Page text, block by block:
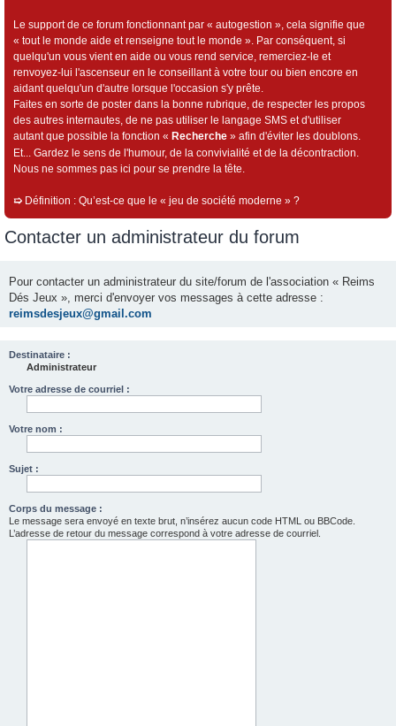
Le support de ce forum fonctionnant par « autogestion », cela signifie que
« tout le monde aide et renseigne tout le monde ». Par conséquent, si
quelqu'un vous vient en aide ou vous rend service, remerciez-le et
renvoyez-lui l'ascenseur en le conseillant à votre tour ou bien encore en
aidant quelqu'un d'autre lorsque l'occasion s'y prête.
Faites en sorte de poster dans la bonne rubrique, de respecter les propos
des autres internautes, de ne pas utiliser le langage SMS et d'utiliser
autant que possible la fonction « Recherche » afin d'éviter les doublons.
Et... Gardez le sens de l'humour, de la convivialité et de la décontraction.
Nous ne sommes pas ici pour se prendre la tête.
➯ Définition : Qu’est-ce que le « jeu de société moderne » ?
Contacter un administrateur du forum
Pour contacter un administrateur du site/forum de l'association « Reims
Dés Jeux », merci d'envoyer vos messages à cette adresse :
reimsdesjeux@gmail.com
Destinataire :
Administrateur
Votre adresse de courriel :
Votre nom :
Sujet :
Corps du message :
Le message sera envoyé en texte brut, n’insérez aucun code HTML ou BBCode.
L’adresse de retour du message correspond à votre adresse de courriel.